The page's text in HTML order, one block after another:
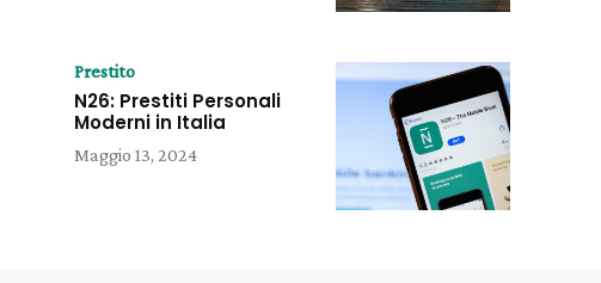
Prestito
N26: Prestiti Personali
Moderni in Italia
Maggio 13, 2024